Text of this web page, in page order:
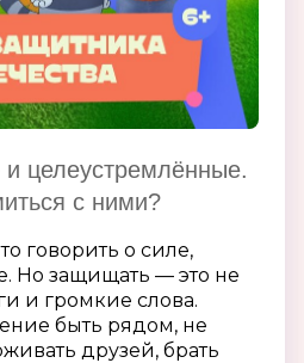
целеустремлённые.
с ними?
говорить о силе,
Но защищать — это не
и громкие слова.
быть рядом, не
друзей, брать